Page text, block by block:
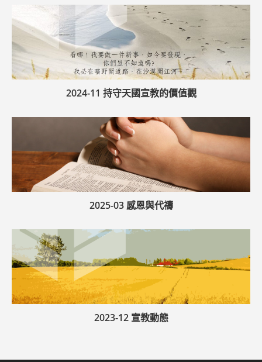
2024-11 持守天國宣教的價值觀
2025-03 感恩與代禱
2023-12 宣教動態